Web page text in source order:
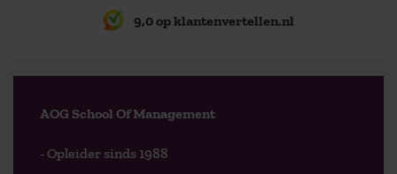
9,0 op klantenvertellen.nl
AOG School Of Management
- Opleider sinds 1988